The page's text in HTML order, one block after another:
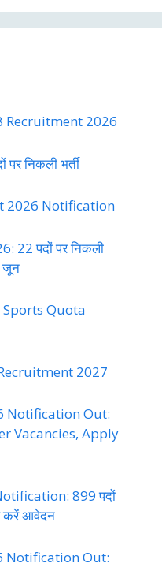
Recruitment 2026
निकली भर्ती
2026 Notification
22 पदों पर निकली
जून
Quota
2027
Notification Out:
Vacancies, Apply
899 पदों
करें आवेदन
Notification Out: